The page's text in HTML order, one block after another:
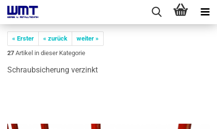
« Erster « zurück
weiter »
27 Artikel in dieser Kategorie
Schraub­si­che­rung ver­zinkt